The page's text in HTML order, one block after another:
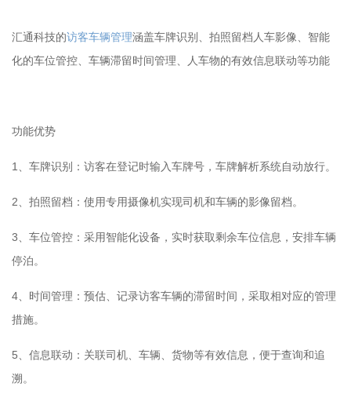
汇通科技的访客车辆管理涵盖车牌识别、拍照留档人车影像、智能
化的车位管控、车辆滞留时间管理、人车物的有效信息联动等功能
功能优势
1、车牌识别：访客在登记时输入车牌号，车牌解析系统自动放行。
2、拍照留档：使用专用摄像机实现司机和车辆的影像留档。
3、车位管控：采用智能化设备，实时获取剩余车位信息，安排车辆
停泊。
4、时间管理：预估、记录访客车辆的滞留时间，采取相对应的管理
措施。
5、信息联动：关联司机、车辆、货物等有效信息，便于查询和追
溯。